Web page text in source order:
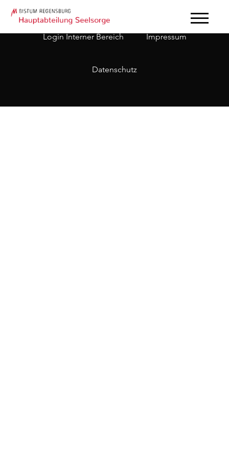
Login Interner Bereich Impressum
Datenschutz